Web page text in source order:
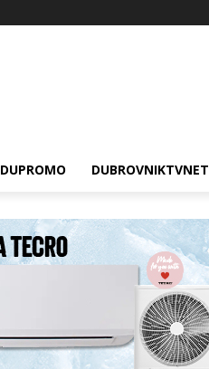
DUPROMO DUBROVNIKTVNET